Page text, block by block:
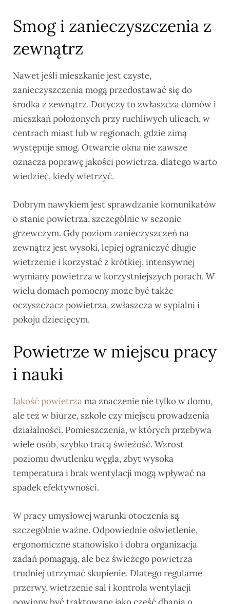
Smog i zanieczyszczenia z
zewnątrz
Nawet jeśli mieszkanie jest czyste,
zanieczyszczenia mogą przedostawać się do
środka z zewnątrz. Dotyczy to zwłaszcza domów i
mieszkań położonych przy ruchliwych ulicach, w
centrach miast lub w regionach, gdzie zimą
występuje smog. Otwarcie okna nie zawsze
oznacza poprawę jakości powietrza, dlatego warto
wiedzieć, kiedy wietrzyć.
Dobrym nawykiem jest sprawdzanie komunikatów
o stanie powietrza, szczególnie w sezonie
grzewczym. Gdy poziom zanieczyszczeń na
zewnątrz jest wysoki, lepiej ograniczyć długie
wietrzenie i korzystać z krótkiej, intensywnej
wymiany powietrza w korzystniejszych porach. W
wielu domach pomocny może być także
oczyszczacz powietrza, zwłaszcza w sypialni i
pokoju dziecięcym.
Powietrze w miejscu pracy
i nauki
Jakość powietrzama znaczenie nie tylko w domu,
ale też w biurze, szkole czy miejscu prowadzenia
działalności. Pomieszczenia, w których przebywa
wiele osób, szybko tracą świeżość. Wzrost
poziomu dwutlenku węgla, zbyt wysoka
temperatura i brak wentylacji mogą wpływać na
spadek efektywności.
W pracy umysłowej warunki otoczenia są
szczególnie ważne. Odpowiednie oświetlenie,
ergonomiczne stanowisko i dobra organizacja
zadań pomagają, ale bez świeżego powietrza
trudniej utrzymać skupienie. Dlatego regularne
przerwy, wietrzenie sal i kontrola wentylacji